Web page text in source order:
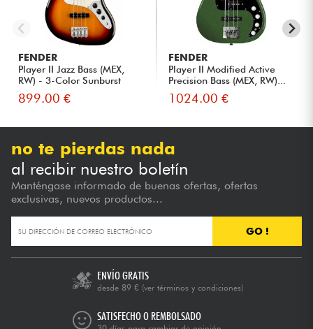
FENDER
Player II Jazz Bass (MEX,
RW) - 3-Color Sunburst
899.00 €
FENDER
Player II Modified Active
Precision Bass (MEX, RW)...
1024.00 €
no te pierdas nada
al recibir nuestro boletín
Manténgase informado de buenas ofertas, ofertas
exclusivas, nuevos productos...
GO !
ENVÍO GRATIS
desde 89 € (ver términos y condiciones)
SATISFECHO O REMBOLSADO